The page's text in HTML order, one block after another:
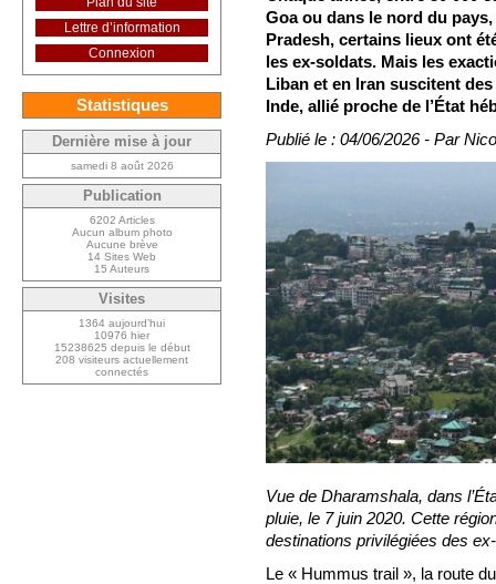
Goa ou dans le nord du
Pradesh, certains lieux ont
les ex-soldats. Mais les
Liban et en Iran suscitent
Inde, allié proche de l’État
Publié le : 04/06/2026 - Par
Vue de Dharamshala, dans
pluie, le 7 juin 2020. Cette
destinations privilégiées des
Le « Hummus trail », la route
Lettre d’information
Connexion
Statistiques
Dernière mise à jour
samedi 8 août 2026
Publication
6202 Articles
Aucun album photo
Aucune brève
14 Sites Web
15 Auteurs
Visites
1364 aujourd’hui
10976 hier
15238625 depuis le début
208 visiteurs actuellement
connectés